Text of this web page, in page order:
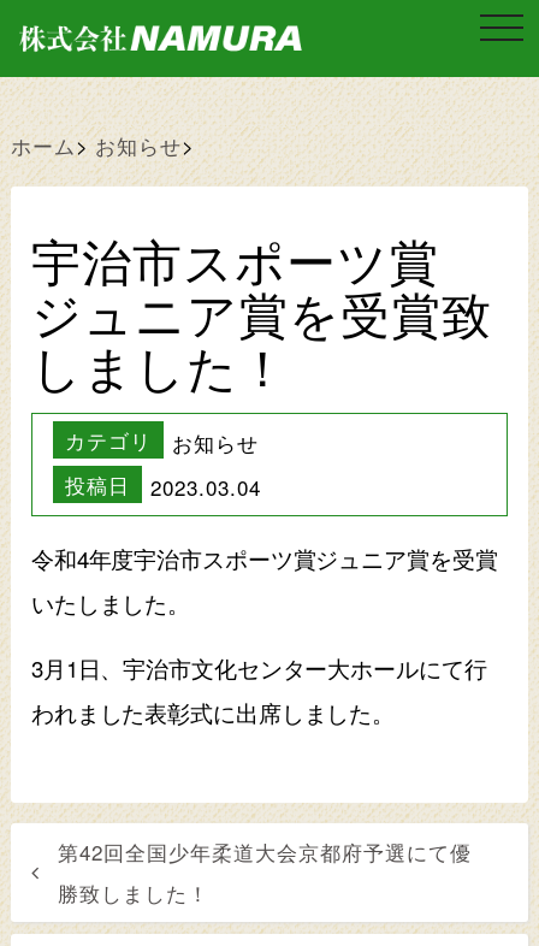
t
g
e
n
a
v
i
ホーム お知らせ
宇治市スポーツ賞
ジュニア賞を受賞致
しました！
カテゴリ
お知らせ
投稿日
2023.03.04
令和4年度宇治市スポーツ賞ジュニア賞を受賞
いたしました。
3月1日、宇治市文化センター大ホールにて行
われました表彰式に出席しました。
第42回全国少年柔道大会京都府予選にて優
勝致しました！